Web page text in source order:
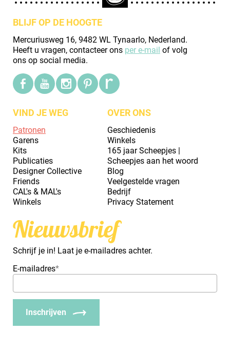
BLIJF OP DE HOOGTE
Mercuriusweg 16, 9482 WL Tynaarlo, Nederland.
Heeft u vragen, contacteer ons per e-mail of volg
ons op social media.
VIND JE WEG
Patronen
Garens
Kits
Publicaties
Designer Collective
Friends
CAL's & MAL's
Winkels
OVER ONS
Geschiedenis
Winkels
165 jaar Scheepjes |
Scheepjes aan het woord
Blog
Veelgestelde vragen
Bedrijf
Privacy Statement
Nieuwsbrief
Schrijf je in! Laat je e-mailadres achter.
E-mailadres*
Inschrijven